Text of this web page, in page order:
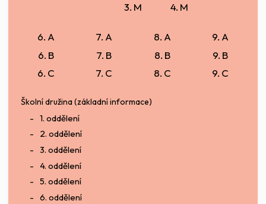
3. M
4. M
6. A
6. B
6. C
7. A
7. B
7. C
8. A
8. B
8. C
9. A
9. B
9. C
Školní družina (základní informace)
1. oddělení
2. oddělení
3. oddělení
4. oddělení
5. oddělení
6. oddělení